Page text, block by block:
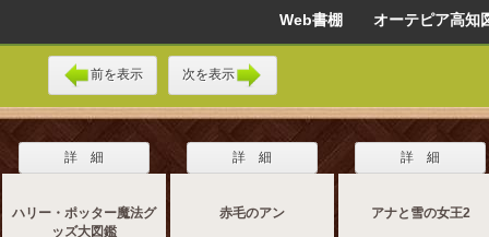
Web書棚 オーテピア高知
前を表示 次を表示
詳 細
ハリー・ポッター魔法グ
ッズ大図鑑
詳 細
赤毛のアン
詳 細
アナと雪の女王2